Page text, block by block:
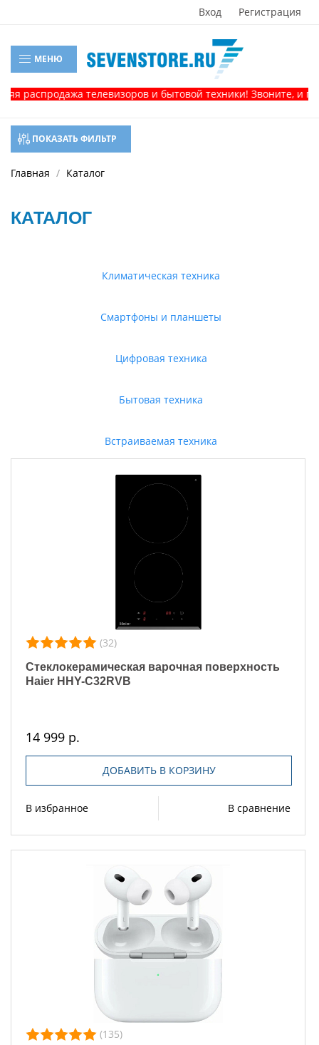
Вход Регистрация
МЕНЮ
телевизоров и бытовой техники! Звоните, и
ПОКАЗАТЬ ФИЛЬТР
Главная Каталог
КАТАЛОГ
Климатическая техника
Смартфоны и планшеты
Цифровая техника
Бытовая техника
Встраиваемая техника
(32)
Стеклокерамическая варочная поверхность
Haier HHY-C32RVB
14 999 р.
ДОБАВИТЬ В КОРЗИНУ
В избранное В сравнение
(135)